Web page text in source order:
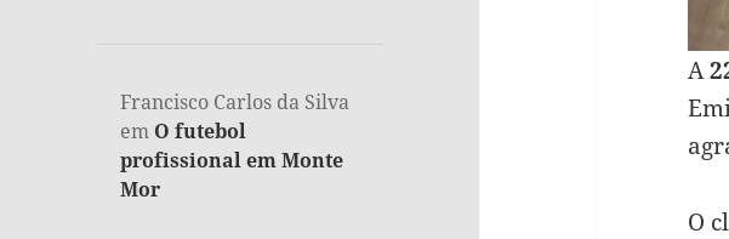
Francisco Carlos da Silva
em O futebol
profissional em Monte
Mor
A
O